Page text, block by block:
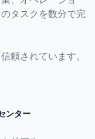
タスクを数分で完
頼されています。
ンター